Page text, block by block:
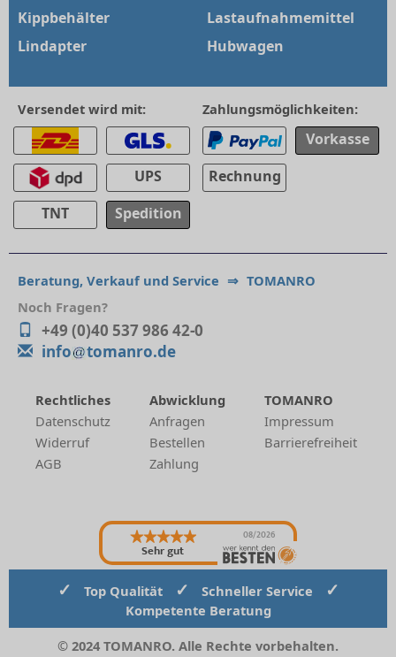
Kippbehälter
Lindapter
Lastaufnahmemittel
Hubwagen
Versendet wird mit:
UPS
TNT
Spedition
Zahlungsmöglichkeiten:
Vorkasse
Rechnung
Beratung, Verkauf und Service ⇒ TOMANRO
Noch Fragen?
+49 (0)40 537 986 42-0
info
tomanro.de
Rechtliches
Datenschutz
Widerruf
AGB
Abwicklung
Anfragen
Bestellen
Zahlung
TOMANRO
Impressum
Barrierefreiheit
Sehr gut
08/2026
✓ Top Qualität ✓ Schneller Service ✓
Kompetente Beratung
© 2024 TOMANRO. Alle Rechte vorbehalten.